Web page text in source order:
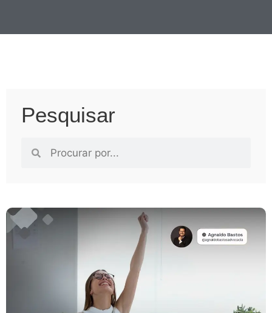
Pesquisar